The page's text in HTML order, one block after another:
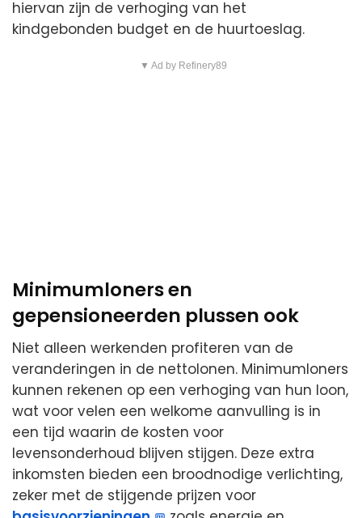
hiervan zijn de verhoging van het
kindgebonden budget en de huurtoeslag.
▼ Ad by Refinery89
Minimumloners en
gepensioneerden plussen ook
Niet alleen werkenden profiteren van de
veranderingen in de nettolonen. Minimumloners
kunnen rekenen op een verhoging van hun loon,
wat voor velen een welkome aanvulling is in
een tijd waarin de kosten voor
levensonderhoud blijven stijgen. Deze extra
inkomsten bieden een broodnodige verlichting,
zeker met de stijgende prijzen voor